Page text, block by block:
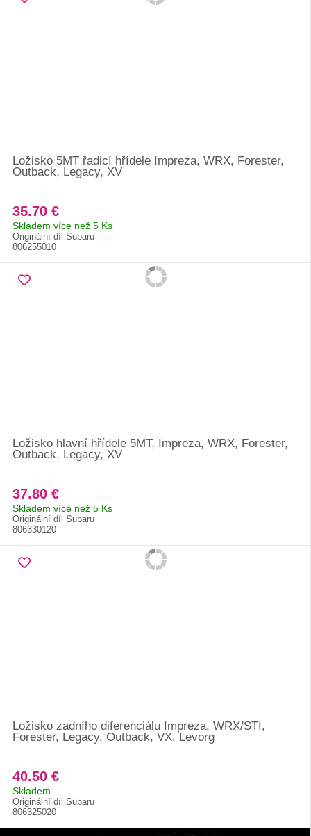
Ložisko 5MT řadicí hřídele Impreza, WRX, Forester,
Outback, Legacy, XV
35.70 €
Skladem více než 5 Ks
Originální díl Subaru
806255010
Ložisko hlavní hřídele 5MT, Impreza, WRX, Forester,
Outback, Legacy, XV
37.80 €
Skladem více než 5 Ks
Originální díl Subaru
806330120
Ložisko zadního diferenciálu Impreza, WRX/STI,
Forester, Legacy, Outback, VX, Levorg
40.50 €
Skladem
Originální díl Subaru
806325020